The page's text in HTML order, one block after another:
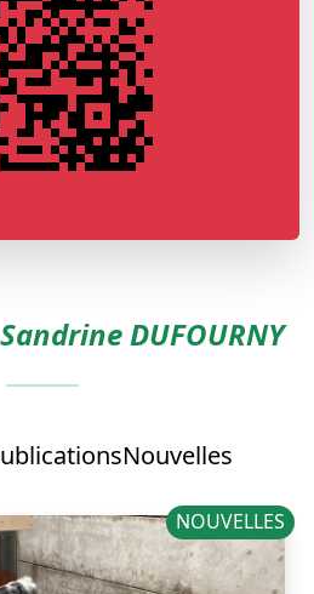
Sandrine DUFOURNY
Nouvelles
NOUVELLES